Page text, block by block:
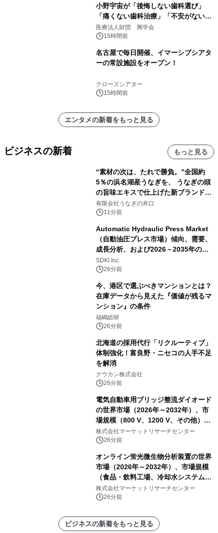
小野宇宙が「後悔しない歯科選び」
「痛くない歯科治療」「不安がない治
療計画」をテーマに専門監修
医療法人財団 興学会
15時間前
名古屋で毎日開催、イマーシブシアタ
ーの常設施設をオープン！
クローズシアター
15時間前
エンタメの新着をもっと見る
ビジネスの新着 もっと見る
“素材の次は、たれで勝負。”全国約
5％の浜名湖産うなぎを、 うなぎの頭
の旨味エキスで仕上げた新ブランド
「井口の誉」誕生
有限会社うなぎの井口
11分前
Automatic Hydraulic Press Market
（自動油圧プレス市場）傾向、需要、
成長分析、および2026－2035年の予
測
SDKI Inc.
26分前
今、港区で選ぶべきマンションとは？
在庫データから見えた『価値が残るマ
ンション』の条件
福嶋総研
26分前
北海道の採用代行「リクルーティブ」
体制強化！富良野・ニセコの人手不足
を解消
クウカン株式会社
26分前
電気自動車用ブリッジ整流ダイオード
の世界市場（2026年～2032年）、市
場規模（800 V、1200 V、その他）・
分析レポートを発表
株式会社マーケットリサーチセンター
26分前
オンライン蛍光微生物分析装置の世界
市場（2026年～2032年）、市場規模
（食品・飲料工場、冷却水システム、
病院、飲料水安全警報システム）・分
析レポートを発表
株式会社マーケットリサーチセンター
26分前
ビジネスの新着をもっと見る